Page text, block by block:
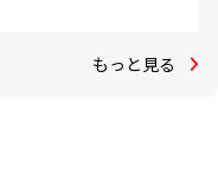
もっと見る